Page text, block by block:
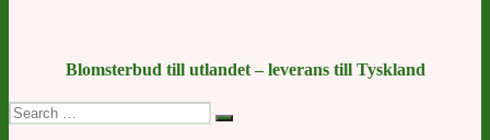
Blomsterbud till utlandet – leverans till Tyskland
Search
for:
Search